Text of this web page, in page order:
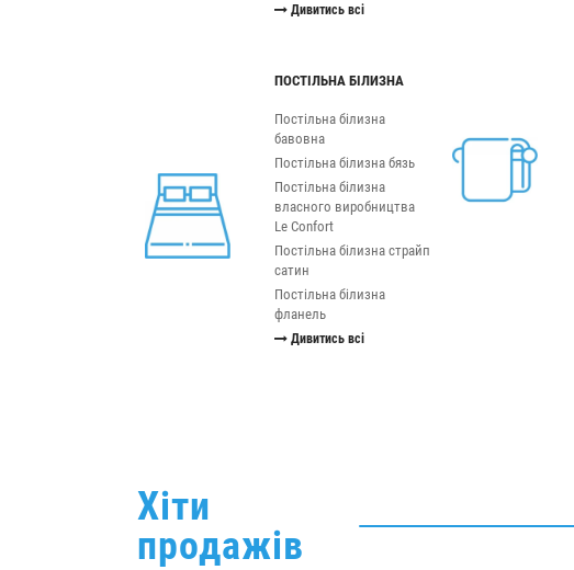
Дивитись всі
ПОСТІЛЬНА БІЛИЗНА
Постільна білизна
бавовна
Постільна білизна бязь
Постільна білизна
власного виробництва
Le Confort
Постільна білизна страйп
сатин
Постільна білизна
фланель
Дивитись всі
Хіти
продажів